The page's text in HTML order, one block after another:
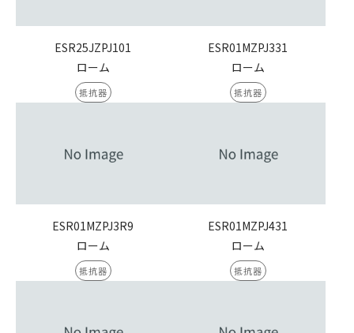
ESR25JZPJ101
ローム
抵抗器
ESR01MZPJ331
ローム
抵抗器
ESR01MZPJ3R9
ローム
抵抗器
ESR01MZPJ431
ローム
抵抗器